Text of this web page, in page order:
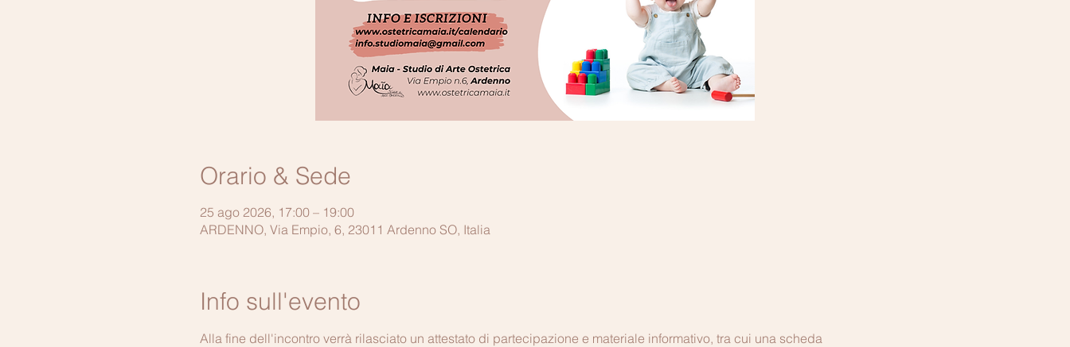
Orario & Sede
25 ago 2026, 17:00 – 19:00
ARDENNO, Via Empio, 6, 23011 Ardenno SO, Italia
Info sull'evento
Alla fine dell'incontro verrà rilasciato un attestato di partecipazione e materiale informativo, tra cui una scheda